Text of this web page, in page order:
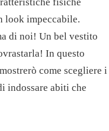
look impeccabile.
di noi! Un bel vestito
In questo
come scegliere i
indossare abiti che